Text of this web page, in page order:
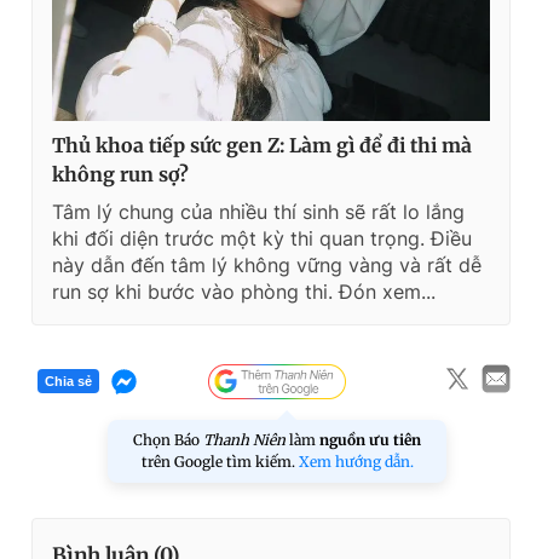
Thủ khoa tiếp sức gen Z: Làm gì để đi thi mà
không run sợ?
Tâm lý chung của nhiều thí sinh sẽ rất lo lắng
khi đối diện trước một kỳ thi quan trọng. Điều
này dẫn đến tâm lý không vững vàng và rất dễ
run sợ khi bước vào phòng thi. Đón xem...
Chia sẻ
Chọn Báo Thanh Niên làm nguồn ưu tiên
trên Google tìm kiếm. Xem hướng dẫn.